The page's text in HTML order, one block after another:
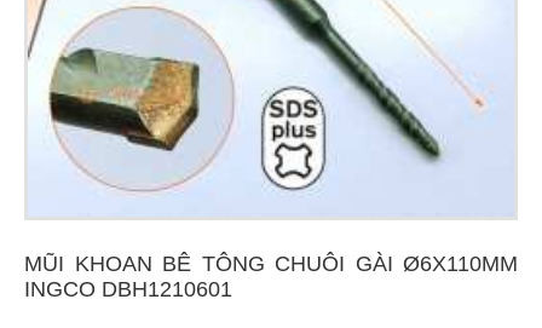
MŨI KHOAN BÊ TÔNG CHUÔI GÀI Ø6X110MM
INGCO DBH1210601